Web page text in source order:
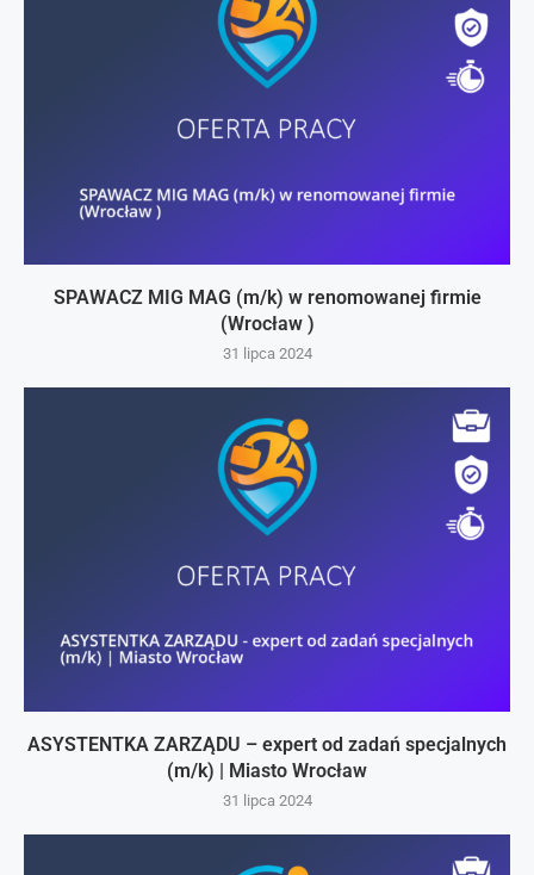
SPAWACZ MIG MAG (m/k) w renomowanej firmie
(Wrocław )
31 lipca 2024
ASYSTENTKA ZARZĄDU – expert od zadań specjalnych
(m/k) | Miasto Wrocław
31 lipca 2024